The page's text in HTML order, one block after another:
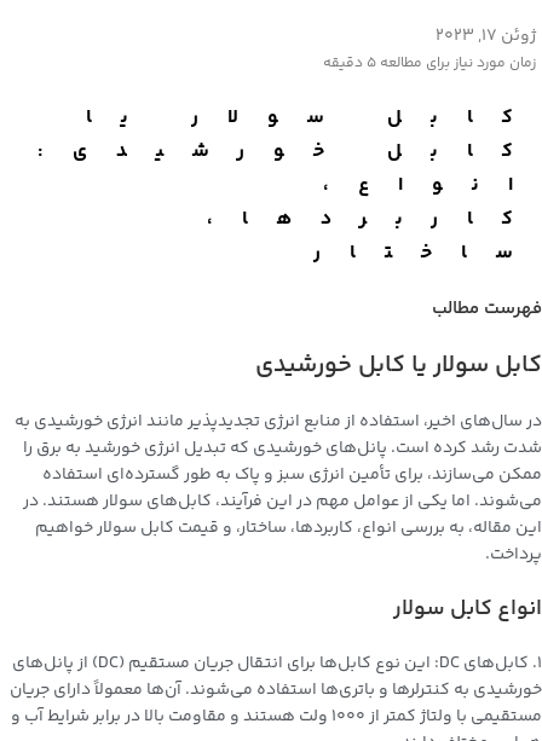
ژوئن 17, 2023
زمان مورد نیاز برای مطالعه 5 دقیقه
کابل‌ سولار یا
کابل خورشیدی:
انواع،
کاربردها،
ساختار
فهرست مطالب
کابل سولار یا کابل خورشیدی
در سال‌های اخیر، استفاده از منابع انرژی تجدیدپذیر مانند انرژی خورشیدی به
شدت رشد کرده است. پانل‌های خورشیدی که تبدیل انرژی خورشید به برق را
ممکن می‌سازند، برای تأمین انرژی سبز و پاک به طور گسترده‌ای استفاده
می‌شوند. اما یکی از عوامل مهم در این فرآیند، کابل‌های سولارهستند. در
این مقاله، به بررسی انواع، کاربردها، ساختار، و قیمت کابل‌ سولار خواهیم
پرداخت.
انواع کابل‌ سولار
۱. کابل‌های DC: این نوع کابل‌ها برای انتقال جریان مستقیم (DC) از پانل‌های
خورشیدی به کنترلرها و باتری‌ها استفاده می‌شوند. آن‌ها معمولاً دارای جریان
مستقیمی با ولتاژ کمتر از ۱۰۰۰ ولت هستند و مقاومت بالا در برابر شرایط آب و